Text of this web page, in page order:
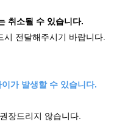
취소될 수 있습니다.
전달해주시기 바랍니다.
가 발생할 수 있습니다.
장드리지 않습니다.